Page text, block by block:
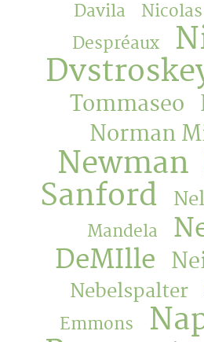
Davila
Despréaux
Tommaseo
Norman
Newman
Sanford
Mandela
DeMIlle
Nebelspalter
Emmons